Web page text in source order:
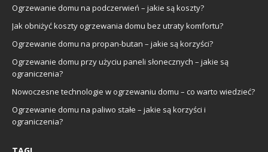
Ogrzewanie domu na podczerwień – jakie są koszty?
Jak obniżyć koszty ogrzewania domu bez utraty komfortu?
Ogrzewanie domu na propan-butan – jakie są korzyści?
Ogrzewanie domu przy użyciu paneli słonecznych – jakie są
ograniczenia?
Nowoczesne technologie w ogrzewaniu domu – co warto wiedzieć?
Ogrzewanie domu na paliwo stałe – jakie są korzyści i
ograniczenia?